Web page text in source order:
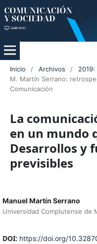
Inicio / Archivos / 2019:
M. Martín Serrano:
Comunicación
La
en un mundo
Desarrollos y
previsibles
Manuel Martín Serrano
Universidad Complutense de
DOI: https://doi.org/